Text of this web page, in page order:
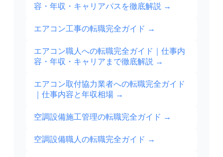
容・年収・キャリアパスを徹底解説 →
エアコン工事の転職完全ガイド →
エアコン職人への転職完全ガイド｜仕事内
容・年収・キャリアまで徹底解説 →
エアコン取付協力業者への転職完全ガイド
｜仕事内容と年収相場 →
空調設備施工管理の転職完全ガイド →
空調設備職人の転職完全ガイド →